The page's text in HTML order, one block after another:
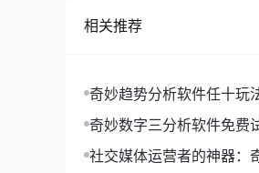
3. 智能化与个性化
总之，【奇妙趋势软件】
成果。在未来，【奇妙趋
相关推荐
奇妙趋势分析软件任十玩
十玩法'的深度策略）
奇妙数字三分析软件免费
社交媒体运营者的神器：